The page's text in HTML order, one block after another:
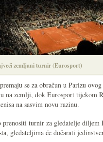
zemljani turnir (Eurosport)
se za obračun u Parizu
na zemlji, dok Eurosport tijekom
na sasvim novu razinu.
prenositi turnir za gledatelje diljem
gledateljima će dočarati